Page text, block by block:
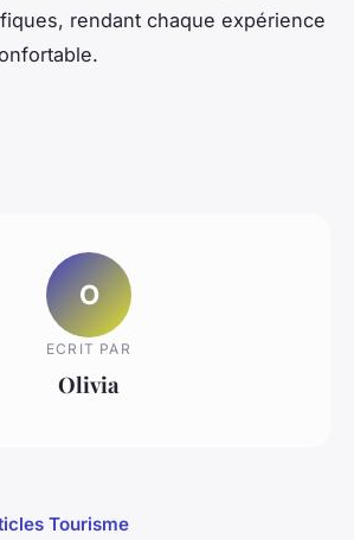
rendant chaque expérience
O
ECRIT PAR
Olivia
Tourisme